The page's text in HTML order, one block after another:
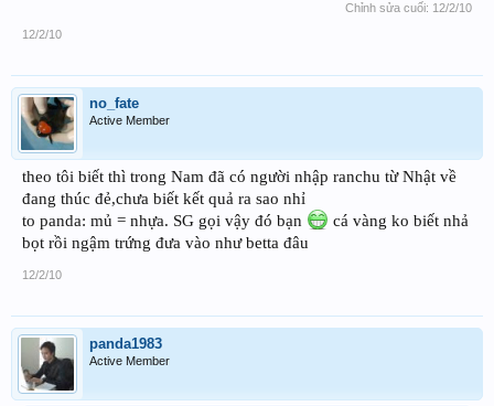
Chỉnh sửa cuối: 12/2/10
12/2/10
no_fate
Active Member
theo tôi biết thì trong Nam đã có người nhập ranchu từ Nhật về
đang thúc đẻ,chưa biết kết quả ra sao nhỉ
to panda: mủ = nhựa. SG gọi vậy đó bạn
cá vàng ko biết nhả
bọt rồi ngậm trứng đưa vào như betta đâu
12/2/10
panda1983
Active Member